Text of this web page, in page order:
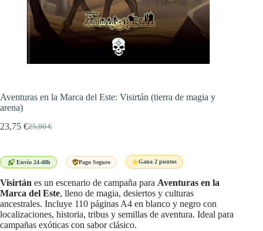
Aventuras en la Marca del Este: Visirtán (tierra de magia y
arena)
25,00€
El
era:
23,75 €El
es:
Envío 24-48h Pago Seguro Gana 2 puntos
Visirtán es un escenario de campaña para Aventuras en la
Marca del Este, lleno de magia, desiertos y culturas
ancestrales. Incluye 110 páginas A4 en blanco y negro con
localizaciones, historia, tribus y semillas de aventura. Ideal para
campañas exóticas con sabor clásico.